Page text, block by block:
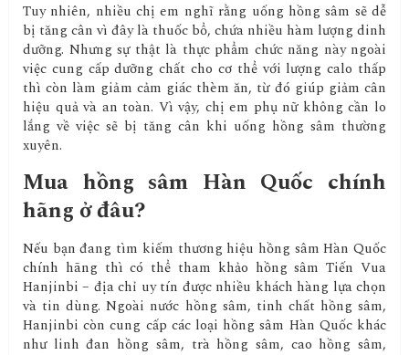
Tuy nhiên, nhiều chị em nghĩ rằng uống hồng sâm sẽ dễ
bị tăng cân vì đây là thuốc bổ, chứa nhiều hàm lượng dinh
dưỡng. Nhưng sự thật là thực phẩm chức năng này ngoài
việc cung cấp dưỡng chất cho cơ thể với lượng calo thấp
thì còn làm giảm cảm giác thèm ăn, từ đó giúp giảm cân
hiệu quả và an toàn. Vì vậy, chị em phụ nữ không cần lo
lắng về việc sẽ bị tăng cân khi uống hồng sâm thường
xuyên.
Mua hồng sâm Hàn Quốc chính
hãng ở đâu?
Nếu bạn đang tìm kiếm thương hiệu hồng sâm Hàn Quốc
chính hãng thì có thể tham khảo hồng sâm Tiến Vua
Hanjinbi – địa chỉ uy tín được nhiều khách hàng lựa chọn
và tin dùng. Ngoài nước hồng sâm, tinh chất hồng sâm,
Hanjinbi còn cung cấp các loại hồng sâm Hàn Quốc khác
như linh đan hồng sâm, trà hồng sâm, cao hồng sâm,